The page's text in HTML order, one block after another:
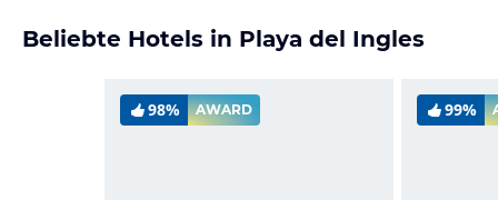
Beliebte Hotels in Playa del Ingles
98% AWARD 99%